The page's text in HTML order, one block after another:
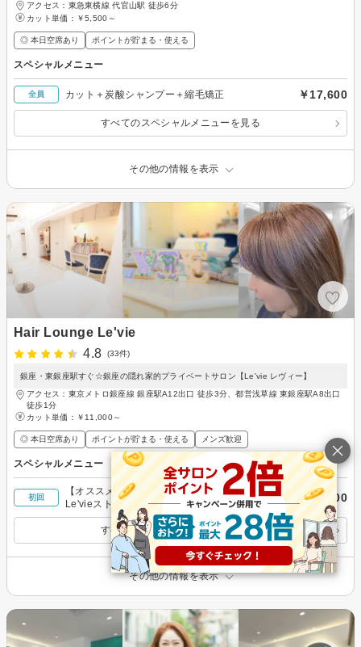
アクセス：東急東横線 代官山駅 徒歩6分
カット単価： ￥5,500～
◎ 本日空席あり ポイントが貯まる・使える
スペシャルメニュー
全員 カット＋炭酸シャンプー＋縮毛矯正 ￥17,600
すべてのスペシャルメニューを見る
その他の情報を表示
Hair Lounge Le'vie
4.8
(33件)
銀座・東銀座駅すぐ☆銀座の隠れ家的プライベートサロン【Le'vie レヴィー】
アクセス：東京メトロ銀座線 銀座駅A12出口 徒歩3分、都営浅草線 東銀座駅A8出口
徒歩1分
カット単価： ￥11,000～
◎ 本日空席あり ポイントが貯まる・使える メンズ歓迎
スペシャルメニュー
初回
【オススメNo.1★】似合わせカット＋縮毛矯正
Le'vieストレート
￥33,000
すべてのスペシャルメニューを見る
その他の情報を表示